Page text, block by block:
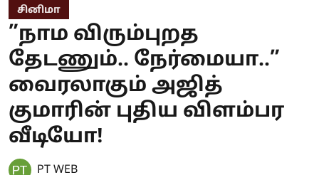
சினிமா
”நாம விரும்புறத
தேடணும்.. நேர்மையா..”
வைரலாகும் அஜித்
குமாரின் புதிய விளம்பர
வீடியோ!
PT WEB